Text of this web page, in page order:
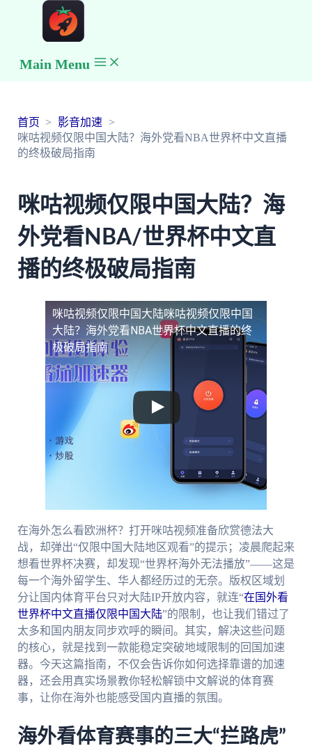
Main Menu
首页
影音加速
咪咕视频仅限中国大陆？海外党看NBA世界杯中文直播
的终极破局指南
咪咕视频仅限中国大陆？海
外党看NBA/世界杯中文直
播的终极破局指南
咪咕视频仅限中国大陆咪咕视频仅限中国
大陆？海外党看NBA世界杯中文直播的终
极破局指南
在海外怎么看欧洲杯？打开咪咕视频准备欣赏德法大
战，却弹出“仅限中国大陆地区观看”的提示；凌晨爬起来
想看世界杯决赛，却发现“世界杯海外无法播放”——这是
每一个海外留学生、华人都经历过的无奈。版权区域划
分让国内体育平台只对大陆IP开放内容，就连“在国外看
世界杯中文直播仅限中国大陆”的限制，也让我们错过了
太多和国内朋友同步欢呼的瞬间。其实，解决这些问题
的核心，就是找到一款能稳定突破地域限制的回国加速
器。今天这篇指南，不仅会告诉你如何选择靠谱的加速
器，还会用真实场景教你轻松解锁中文解说的体育赛
事，让你在海外也能感受国内直播的氛围。
海外看体育赛事的三大“拦路虎”